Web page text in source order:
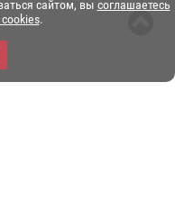
сайтом, вы соглашаетесь
.